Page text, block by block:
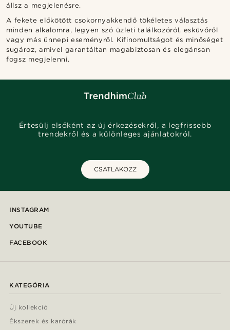
állsz a megjelenésre.
A fekete előkötött csokornyakkendő tökéletes választás
minden alkalomra, legyen szó üzleti találkozóról, esküvőről
vagy más ünnepi eseményről. Kifinomultságot és minőséget
sugároz, amivel garantáltan magabiztosan és elegánsan
fogsz megjelenni.
Értesülj elsőként az új érkezésekről, a legfrissebb
trendekről és a különleges ajánlatokról.
CSATLAKOZZ
INSTAGRAM
YOUTUBE
FACEBOOK
KATEGÓRIA
Új kollekció
Ékszerek és karórák